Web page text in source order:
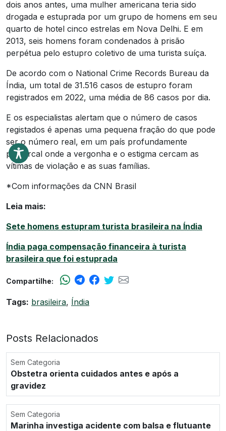
dois anos antes, uma mulher americana teria sido
drogada e estuprada por um grupo de homens em seu
quarto de hotel cinco estrelas em Nova Delhi. E em
2013, seis homens foram condenados à prisão
perpétua pelo estupro coletivo de uma turista suíça.
De acordo com o National Crime Records Bureau da
Índia, um total de 31.516 casos de estupro foram
registrados em 2022, uma média de 86 casos por dia.
E os especialistas alertam que o número de casos
registados é apenas uma pequena fração do que pode
ser o número real, em um país profundamente
patriarcal onde a vergonha e o estigma cercam as
vítimas de violação e as suas famílias.
*Com informações da CNN Brasil
Leia mais:
Sete homens estupram turista brasileira na Índia
Índia paga compensação financeira à turista
brasileira que foi estuprada
Compartilhe:
Tags: brasileira, Índia
Posts Relacionados
Sem Categoria
Obstetra orienta cuidados antes e após a
gravidez
Sem Categoria
Marinha investiga acidente com balsa e flutuante